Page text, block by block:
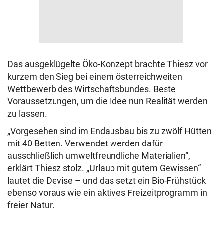
Das ausgeklügelte Öko-Konzept brachte Thiesz vor
kurzem den Sieg bei einem österreichweiten
Wettbewerb des Wirtschaftsbundes. Beste
Voraussetzungen, um die Idee nun Realität werden
zu lassen.
„Vorgesehen sind im Endausbau bis zu zwölf Hütten
mit 40 Betten. Verwendet werden dafür
ausschließlich umweltfreundliche Materialien“,
erklärt Thiesz stolz. „Urlaub mit gutem Gewissen“
lautet die Devise – und das setzt ein Bio-Frühstück
ebenso voraus wie ein aktives Freizeitprogramm in
freier Natur.